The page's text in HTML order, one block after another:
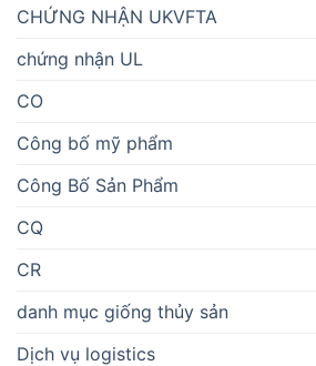
CHỨNG NHẬN UKVFTA
chứng nhận UL
CO
Công bố mỹ phẩm
Công Bố Sản Phẩm
CQ
CR
danh mục giống thủy sản
Dịch vụ logistics